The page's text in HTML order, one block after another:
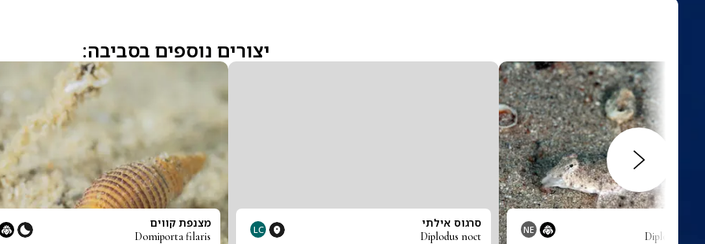
יצורים נוספים בסביבה:
NE סרגוס אילתי
Diplodus noct
LC מצנפת קווים
Domiporta filaris